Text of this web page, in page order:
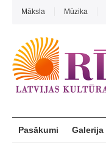
Māksla Mūzika
Pasākumi Galerija